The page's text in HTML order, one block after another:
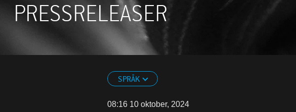
PRESSRELEASER
SPRÅK
08:16 10 oktober, 2024